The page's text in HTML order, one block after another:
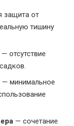
защита от
тишину
— отсутствие
— минимальное
— сочетание